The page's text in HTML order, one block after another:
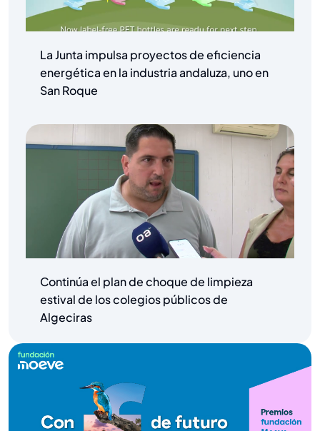
La Junta impulsa proyectos de eficiencia
energética en la industria andaluza, uno en
San Roque
Continúa el plan de choque de limpieza
estival de los colegios públicos de
Algeciras